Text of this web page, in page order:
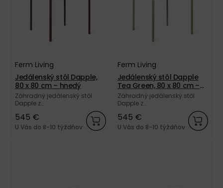
Ferm Living
Jedálenský stôl Dapple,
80 x 80 cm – hnedý
Záhradný jedálenský stôl
Dapple z
elektrogalvanizovanej ocele
a vonkajším práškovým
nástrekom hnedej farby od
dánskej značky Ferm Living.
545 €
U Vás do 8-10 týždňov
Ferm Living
Jedálenský stôl Dapple
Tea Green, 80 x 80 cm –
zelený
Záhradný jedálenský stôl
Dapple z
elektrogalvanizovanej ocele
a vonkajším práškovým
nástrekom zelenej farby od
dánskej značky Ferm Living.
545 €
U Vás do 8-10 týždňov